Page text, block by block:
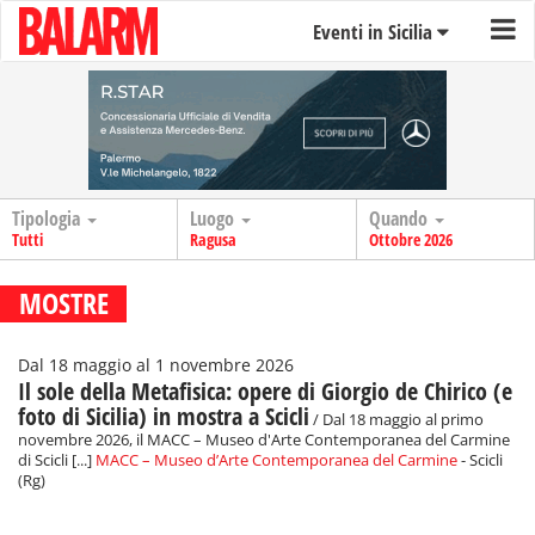
Eventi in Sicilia
Tipologia
Tutti
Luogo
Ragusa
Quando
Ottobre 2026
MOSTRE
Dal 18 maggio al 1 novembre 2026
Il sole della Metafisica: opere di Giorgio de Chirico (e
foto di Sicilia) in mostra a Scicli / Dal 18 maggio al primo
novembre 2026, il MACC – Museo d'Arte Contemporanea del Carmine
di Scicli [...] MACC – Museo d’Arte Contemporanea del Carmine- Scicli
(Rg)